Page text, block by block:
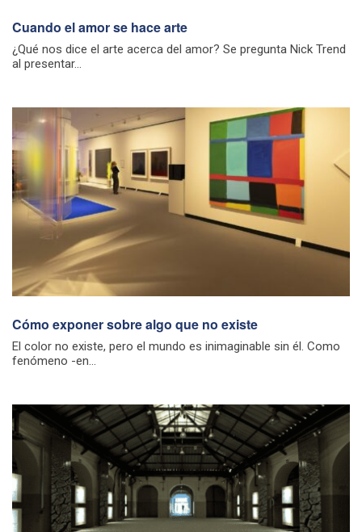
Cuando el amor se hace arte
¿Qué nos dice el arte acerca del amor? Se pregunta Nick Trend
al presentar...
Cómo exponer sobre algo que no existe
El color no existe, pero el mundo es inimaginable sin él. Como
fenómeno -en...